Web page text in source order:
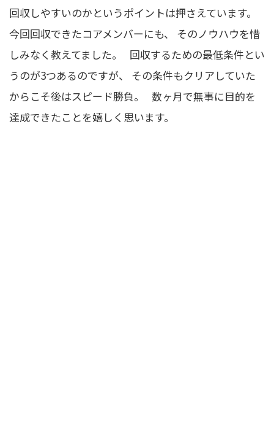
回収しやすいのかというポイントは押さえています。
今回回収できたコアメンバーにも、 そのノウハウを惜
しみなく教えてました。 回収するための最低条件とい
うのが3つあるのですが、 その条件もクリアしていた
からこそ後はスピード勝負。 数ヶ月で無事に目的を
達成できたことを嬉しく思います。